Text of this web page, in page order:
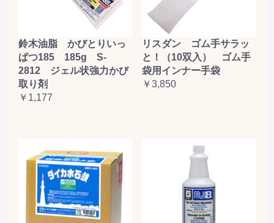
鈴木油脂 かびとりいっ
ぱつ185 185g S-
2812 ジェル状強力かび
取り剤
￥1,177
リスダン ゴム手サラッ
と！（10双入） ゴム手
袋用インナー手袋
￥3,850